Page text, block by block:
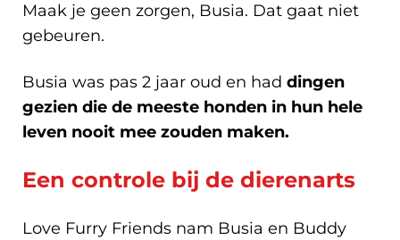
Maak je geen zorgen, Busia. Dat gaat niet
gebeuren.
Busia was pas 2 jaar oud en had dingen
gezien die de meeste honden in hun hele
leven nooit mee zouden maken.
Een controle bij de dierenarts
Love Furry Friends nam Busia en Buddy